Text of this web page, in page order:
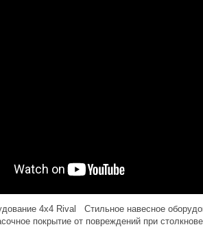
4x4 Rival Стильное навесное
покрытие от повреждений при